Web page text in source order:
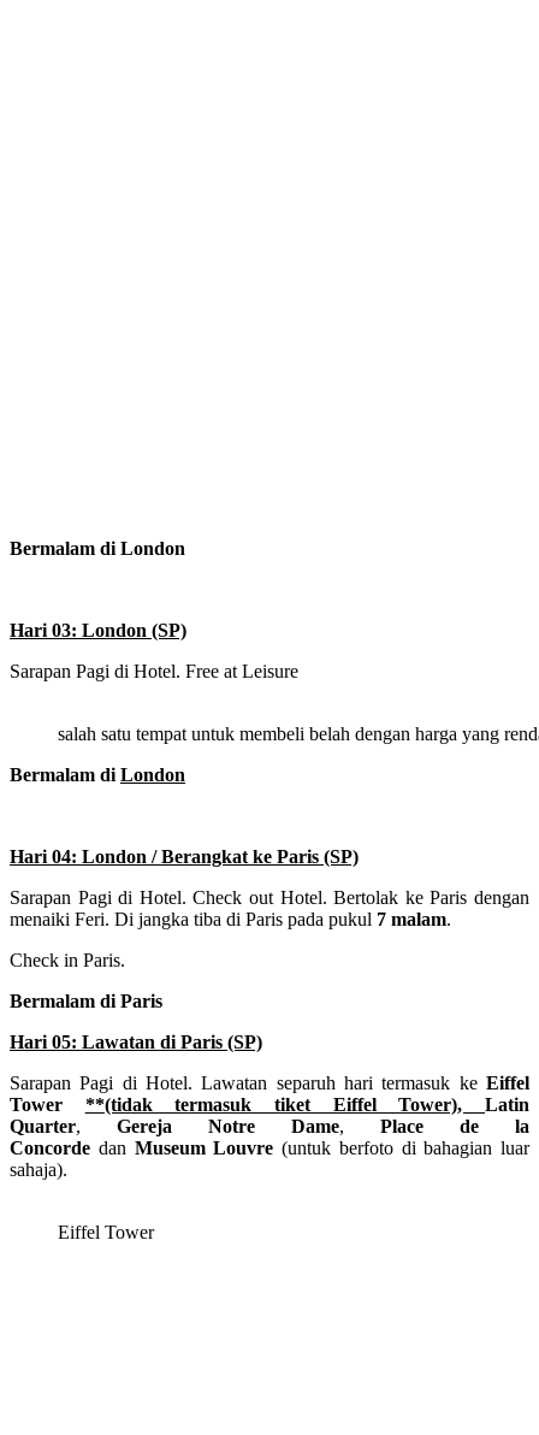
Bermalam di London
Hari 03: London (SP)
Sarapan Pagi di Hotel. Free at Leisure
salah satu tempat untuk membeli belah dengan harga yang
Bermalam di London
Hari 04: London / Berangkat ke Paris (SP)
Sarapan Pagi di Hotel. Check out Hotel. Bertolak ke Paris dengan
menaiki Feri. Di jangka tiba di Paris pada pukul 7 malam.
Check in Paris.
Bermalam di Paris
Hari 05: Lawatan di Paris (SP)
Sarapan Pagi di Hotel. Lawatan separuh hari termasuk ke Eiffel
Tower
**(tidak termasuk tiket Eiffel Tower),Latin
Quarter, Gereja Notre Dame, Place de la
Concorde dan Museum Louvre (untuk berfoto di bahagian luar
sahaja).
Eiffel Tower